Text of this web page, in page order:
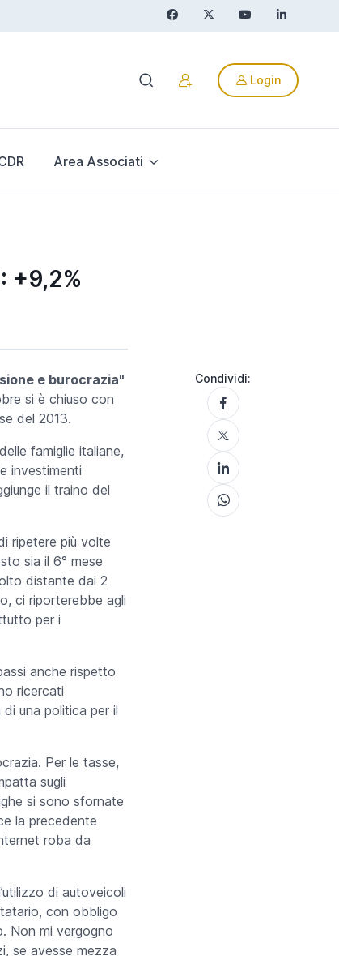
Login
Area Associati
+9,2%
e burocrazia"
si è chiuso con
del 2013.
famiglie italiane,
investimenti
il traino del
ripetere più volte
sia il 6° mese
distante dai 2
ci riporterebbe agli
per i
anche rispetto
ricercati
una politica per il
Per le tasse,
sugli
si sono sfornate
la precedente
roba da
di autoveicoli
con obbligo
Non mi vergogno
se avesse mezza
Condividi: